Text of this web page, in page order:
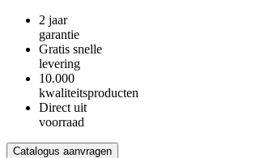
2 jaar
garantie
Gratis snelle
levering
10.000
kwaliteitsproducten
Direct uit
voorraad
Catalogus aanvragen